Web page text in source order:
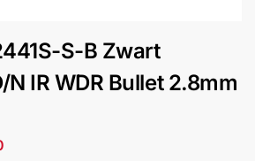
S-B Zwart
IR WDR Bullet 2.8mm